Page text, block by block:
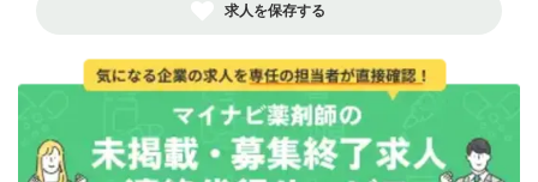
求人を保存する